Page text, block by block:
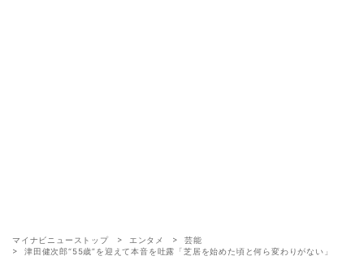
マイナビニューストップ エンタメ
芸能
津田健次郎“55歳”を迎えて本音を吐露「芝居を始めた頃と何ら変わりがない」